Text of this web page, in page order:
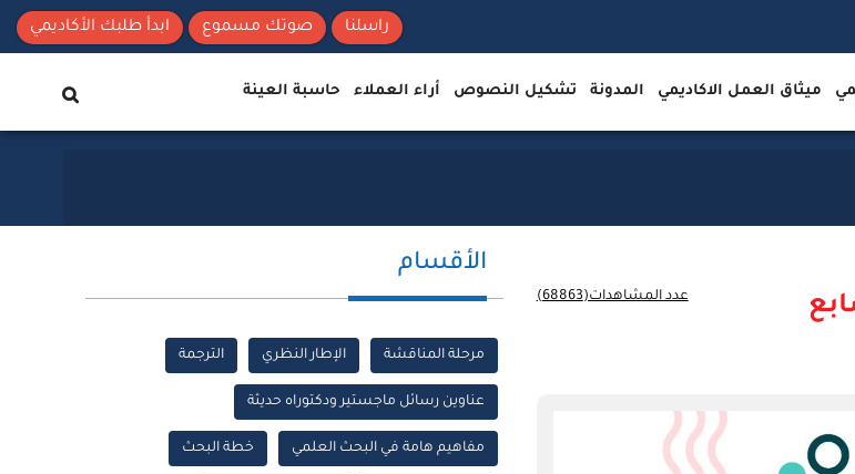
ابدأ طلبك الأكاديمي صوتك مسموع راسلنا
ميثاق العمل الاكاديمي المدونة تشكيل النصوص أراء العملاء حاسبة العينة
عدد المشاهدات(68863)
الأقسام
مرحلة المناقشة الإطار النظري الترجمة
عناوين رسائل ماجستير ودكتوراه حديثة
مفاهيم هامة في البحث العلمي خطة البحث